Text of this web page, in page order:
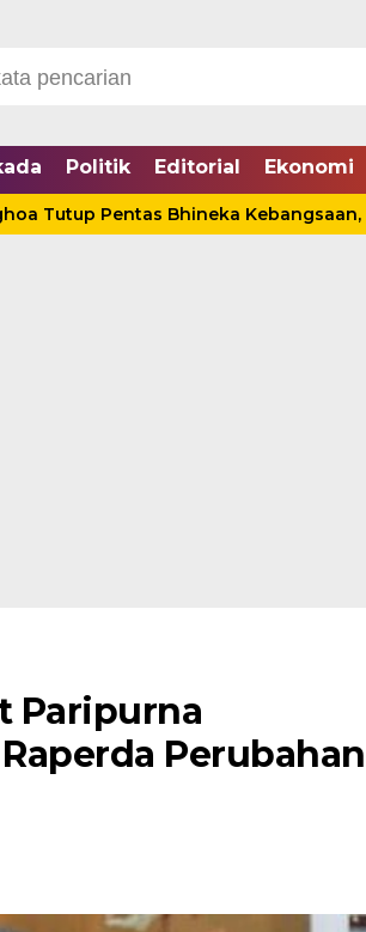
Politik Editorial Ekonomi
Pentas Bhineka Kebangsaan, Anwar
Paripurna
Perubahan